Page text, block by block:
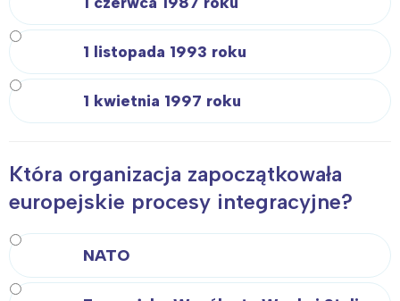
1 listopada 1993 roku
1 kwietnia 1997 roku
Która organizacja zapoczątkowała
europejskie procesy integracyjne?
NATO